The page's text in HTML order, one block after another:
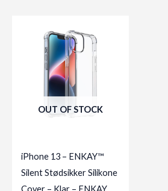
OUT OF STOCK
iPhone 13 – ENKAY™
Silent Stødsikker Silikone